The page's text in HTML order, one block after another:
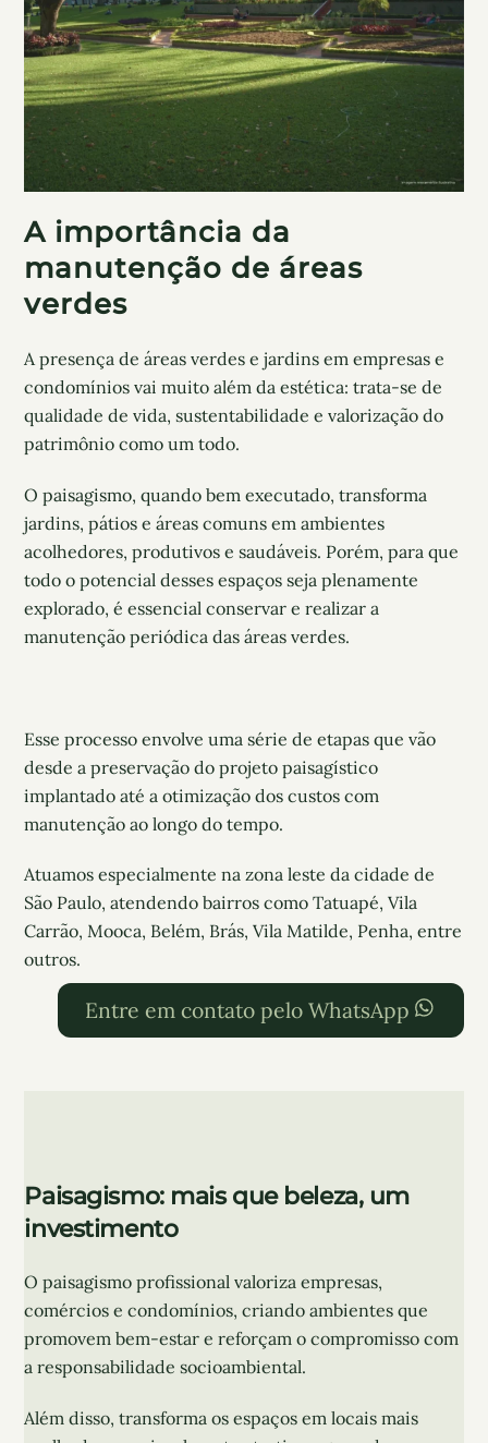
A importância da
manutenção de áreas
verdes
A presença de áreas verdes e jardins em empresas e
condomínios vai muito além da estética: trata-se de
qualidade de vida, sustentabilidade e valorização do
patrimônio como um todo.
O paisagismo, quando bem executado, transforma
jardins, pátios e áreas comuns em ambientes
acolhedores, produtivos e saudáveis. Porém, para que
todo o potencial desses espaços seja plenamente
explorado, é essencial conservar e realizar a
manutenção periódica das áreas verdes.
Esse processo envolve uma série de etapas que vão
desde a preservação do projeto paisagístico
implantado até a otimização dos custos com
manutenção ao longo do tempo.
Atuamos especialmente na zona leste da cidade de
São Paulo, atendendo bairros como Tatuapé, Vila
Carrão, Mooca, Belém, Brás, Vila Matilde, Penha, entre
outros.
Entre em contato pelo WhatsApp
Paisagismo: mais que beleza, um
investimento
O paisagismo profissional valoriza empresas,
comércios e condomínios, criando ambientes que
promovem bem-estar e reforçam o compromisso com
a responsabilidade socioambiental.
Além disso, transforma os espaços em locais mais